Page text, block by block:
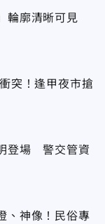
輪廓清晰可見
突！逢甲夜市搶
登場 警交管資
、神像！民俗專